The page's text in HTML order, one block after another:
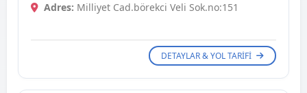
Adres: Milliyet Cad.börekci Veli Sok.no:151
DETAYLAR & YOL TARIFI